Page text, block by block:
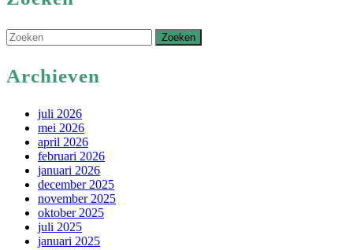
Zoek
naar:
Archieven
juli 2026
mei 2026
april 2026
februari 2026
januari 2026
december 2025
november 2025
oktober 2025
juli 2025
januari 2025